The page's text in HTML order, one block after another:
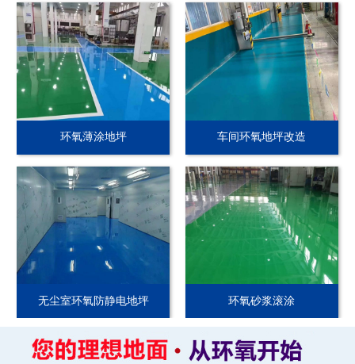
环氧薄涂地坪 车间环氧地坪改造
无尘室环氧防静电地坪 环氧砂浆滚涂